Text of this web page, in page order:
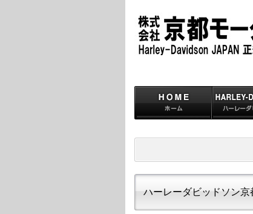
ハーレーダビッドソン